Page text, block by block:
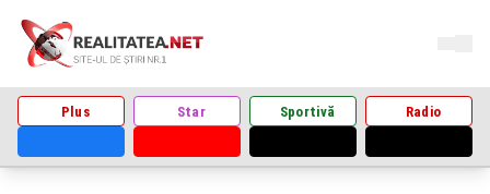
Plus Star Sportivă Radio